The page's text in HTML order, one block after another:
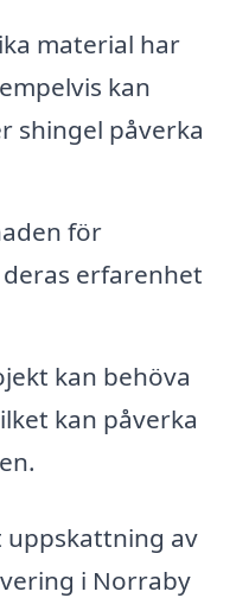
material har
kan
shingel påverka
för
erfarenhet
kan behöva
kan påverka
uppskattning av
i Norraby